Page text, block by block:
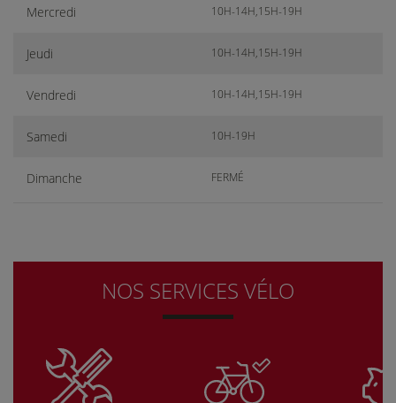
Mercredi 10H-14H,15H-19H
Jeudi 10H-14H,15H-19H
Vendredi 10H-14H,15H-19H
Samedi 10H-19H
Dimanche FERMÉ
NOS SERVICES VÉLO